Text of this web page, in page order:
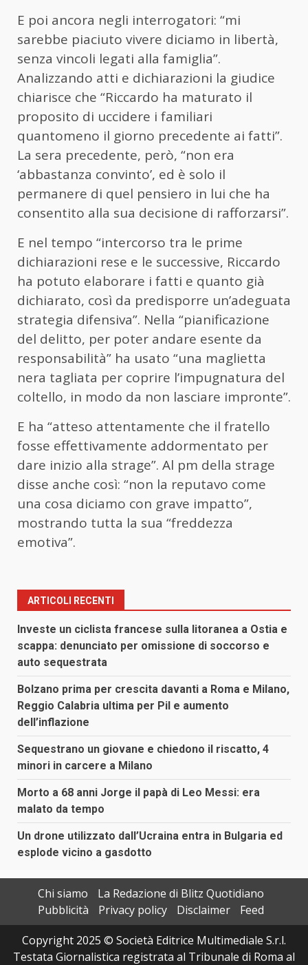
E poi ancora negli interrogatori: “mi
sarebbe piaciuto vivere diciamo in libertà,
senza vincoli legati alla famiglia”.
Analizzando atti e dichiarazioni la giudice
chiarisce che “Riccardo ha maturato il
proposito di uccidere i familiari
quantomeno il giorno precedente ai fatti”.
La sera precedente, però, “non era
‘abbastanza convinto’, ed è solo il
permanere di quel pensiero in lui che ha
consentito alla sua decisione di rafforzarsi”.
E nel tempo “intercorso tra le prime
dichiarazioni rese e le successive, Riccardo
ha potuto elaborare i fatti e quanto già
dichiarato, così da predisporre un’adeguata
strategia difensiva”. Nella “pianificazione
del delitto, per poter andare esente da
responsabilità” ha usato “una maglietta
nera tagliata per coprire l’impugnatura del
coltello, in modo da non lasciare impronte”.
E ha “atteso attentamente che il fratello
fosse effettivamente addormentato per
dare inizio alla strage”. Al pm della strage
disse anche così: “non la reputavo come
una cosa diciamo con grave impatto”,
mostrando tutta la sua “freddezza
emotiva”.
ARTICOLI RECENTI
Investe un ciclista francese sulla litoranea a Ostia e
scappa: denunciato per omissione di soccorso e
auto sequestrata
Bolzano prima per crescita davanti a Roma e Milano,
Reggio Calabria ultima per Pil e aumento
dell’inflazione
Sequestrano un giovane e chiedono il riscatto, 4
minori in carcere a Milano
Morto a 68 anni Jorge il papà di Leo Messi: era
malato da tempo
Un drone utilizzato dall’Ucraina entra in Bulgaria ed
esplode vicino a gasdotto
Chi siamo
La Redazione di Blitz Quotidiano
Pubblicità
Privacy policy Disclaimer
Feed
Copyright 2025 © Società Editrice Multimediale S.r.l.
Testata Giornalistica registrata al Tribunale di Roma al